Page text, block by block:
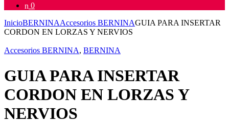
0
InicioBERNINAAccesorios BERNINAGUIA PARA INSERTAR
CORDON EN LORZAS Y NERVIOS
Accesorios BERNINA, BERNINA
GUIA PARA INSERTAR
CORDON EN LORZAS Y
NERVIOS